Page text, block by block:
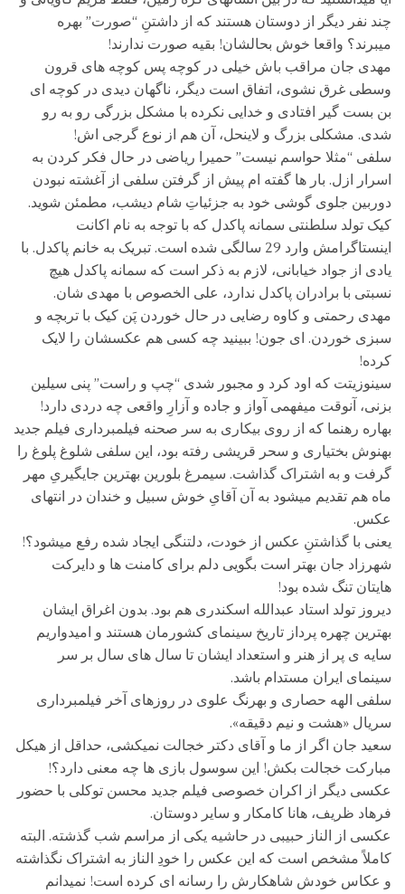
چند نفر دیگر از دوستان هستند که از داشتنِ “صورت” بهره
میبرند؟ واقعا خوش بحالشان! بقیه صورت ندارند!
مهدی جان مراقب باش خیلی در کوچه پس کوچه های قرون
وسطی غرق نشوی، اتفاق است دیگر، ناگهان دیدی در کوچه ای
بن بست گیر افتادی و خدایی نکرده با مشکل بزرگی رو به رو
شدی. مشکلی بزرگ و لاینحل، آن هم از نوع گرجی اش!
سلفی “مثلا حواسم نیست” حمیرا ریاضی در حال فکر کردن به
اسرار ازل. بار ها گفته ام پیش از گرفتن سلفی از آغشته نبودن
دوربین جلوی گوشی خود به جزئیاتِ شام دیشب، مطمئن شوید.
کیک تولد سلطنتی سمانه پاکدل که با توجه به نام اکانت
اینستاگرامش وارد 29 سالگی شده است. تبریک به خانم پاکدل. با
یادی از جواد خیابانی، لازم به ذکر است که سمانه پاکدل هیچ
نسبتی با برادران پاکدل ندارد، علی الخصوص با مهدی شان.
مهدی رحمتی و کاوه رضایی در حال خوردن پَن کیک با تربچه و
سبزی خوردن. ای جون! ببینید چه کسی هم عکسشان را لایک
کرده!
سینوزیتت که اود کرد و مجبور شدی “چپ و راست” پنی سیلین
بزنی، آنوقت میفهمی آواز و جاده و آزارِ واقعی چه دردی دارد!
بهاره رهنما که از روی بیکاری به سر صحنه فیلمبرداری فیلم جدید
بهنوش بختیاری و سحر قریشی رفته بود، این سلفی شلوغ پلوغ را
گرفت و به اشتراک گذاشت. سیمرغ بلورین بهترین جایگیریِ مهر
ماه هم تقدیم میشود به آن آقایِ خوش سبیل و خندان در انتهای
عکس.
یعنی با گذاشتنِ عکس از خودت، دلتنگی ایجاد شده رفع میشود؟!
شهرزاد جان بهتر است بگویی دلم برای کامنت ها و دایرکت
هایتان تنگ شده بود!
دیروز تولد استاد عبدالله اسکندری هم بود. بدون اغراق ایشان
بهترین چهره پرداز تاریخ سینمای کشورمان هستند و امیدواریم
سایه ی پر از هنر و استعداد ایشان تا سال های سال بر سر
سینمای ایران مستدام باشد.
سلفی الهه حصاری و بهرنگ علوی در روزهای آخر فیلمبرداری
سریال «هشت و نیم دقیقه».
سعید جان اگر از ما و آقای دکتر خجالت نمیکشی، حداقل از هیکل
مبارکت خجالت بکش! این سوسول بازی ها چه معنی دارد؟!
عکسی دیگر از اکران خصوصی فیلم جدید محسن توکلی با حضور
فرهاد ظریف، هانا کامکار و سایر دوستان.
عکسی از الناز حبیبی در حاشیه یکی از مراسم شب گذشته. البته
کاملاً مشخص است که این عکس را خودِ الناز به اشتراک نگذاشته
و عکاس خودش شاهکارش را رسانه ای کرده است! نمیدانم